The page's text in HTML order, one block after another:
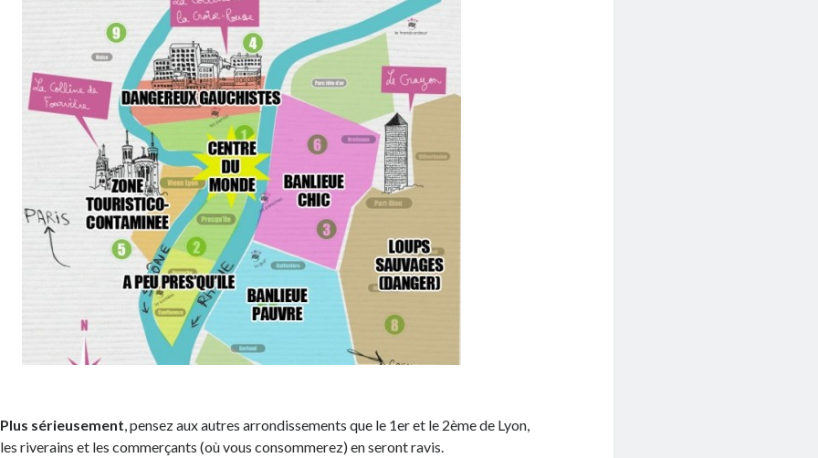
Plus sérieusement, pensez aux autres arrondissements que le 1er et le 2ème de Lyon,
les riverains et les commerçants (où vous consommerez) en seront ravis.